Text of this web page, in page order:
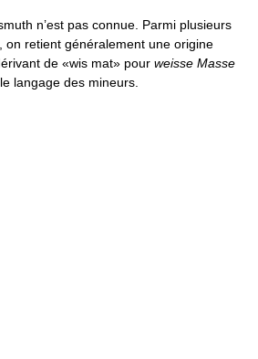
n’est pas connue. Parmi plusieurs
on retient généralement une origine
de «wis mat» pour weisse Masse
langage des mineurs.